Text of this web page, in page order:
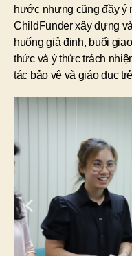
hước nhưng cũng đầy ý
ChildFunder xây dựng
huống giả định, buổi
thức và ý thức trách
tác bảo vệ và giáo dục